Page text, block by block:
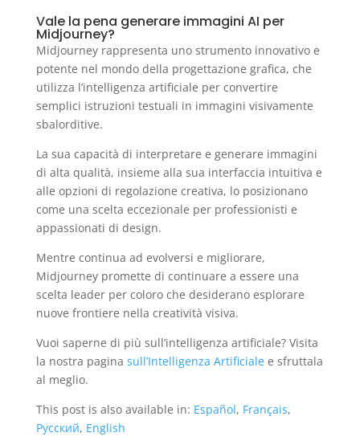
Vale la pena generare immagini AI per
Midjourney?
Midjourney rappresenta uno strumento innovativo e
potente nel mondo della progettazione grafica, che
utilizza l’intelligenza artificiale per convertire
semplici istruzioni testuali in immagini visivamente
sbalorditive.
La sua capacità di interpretare e generare immagini
di alta qualità, insieme alla sua interfaccia intuitiva e
alle opzioni di regolazione creativa, lo posizionano
come una scelta eccezionale per professionisti e
appassionati di design.
Mentre continua ad evolversi e migliorare,
Midjourney promette di continuare a essere una
scelta leader per coloro che desiderano esplorare
nuove frontiere nella creatività visiva.
Vuoi saperne di più sull’intelligenza artificiale? Visita
la nostra pagina sull’Intelligenza Artificialee sfruttala
al meglio.
This post is also available in: Español Français
Русский English